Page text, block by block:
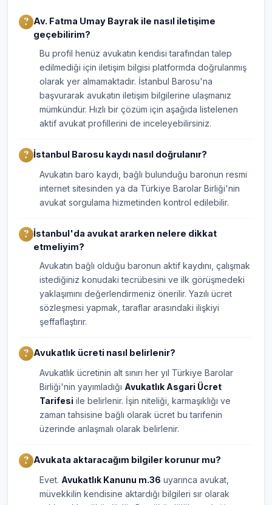
Av. Fatma Umay Bayrak ile nasıl iletişime
geçebilirim?
Bu profil henüz avukatın kendisi tarafından talep
edilmediği için iletişim bilgisi platformda doğrulanmış
olarak yer almamaktadır. İstanbul Barosu'na
başvurarak avukatın iletişim bilgilerine ulaşmanız
mümkündür. Hızlı bir çözüm için aşağıda listelenen
aktif avukat profillerini de inceleyebilirsiniz.
İstanbul Barosu kaydı nasıl doğrulanır?
Avukatın baro kaydı, bağlı bulunduğu baronun resmi
internet sitesinden ya da Türkiye Barolar Birliği'nin
avukat sorgulama hizmetinden kontrol edilebilir.
İstanbul'da avukat ararken nelere dikkat
etmeliyim?
Avukatın bağlı olduğu baronun aktif kaydını, çalışmak
istediğiniz konudaki tecrübesini ve ilk görüşmedeki
yaklaşımını değerlendirmeniz önerilir. Yazılı ücret
sözleşmesi yapmak, taraflar arasındaki ilişkiyi
şeffaflaştırır.
Avukatlık ücreti nasıl belirlenir?
Avukatlık ücretinin alt sınırı her yıl Türkiye Barolar
Birliği'nin yayımladığı Avukatlık Asgari Ücret
Tarifesi ile belirlenir. İşin niteliği, karmaşıklığı ve
zaman tahsisine bağlı olarak ücret bu tarifenin
üzerinde anlaşmalı olarak belirlenir.
Avukata aktaracağım bilgiler korunur mu?
Evet. Avukatlık Kanunu m.36 uyarınca avukat,
müvekkilin kendisine aktardığı bilgileri sır olarak